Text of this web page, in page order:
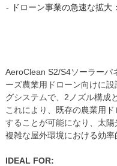
- ドローン事業の急速な拡大：
AeroClean S2/S4ソーラーパ
ーズ農業用ドローン向けに
グシステムで、2ノズル構成
これにより、既存の農業用
することが可能になり、太陽
複雑な屋外環境における効率
IDEAL FOR: